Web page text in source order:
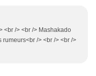
<br /> <br /> Mashakado
/> <br /> <br />